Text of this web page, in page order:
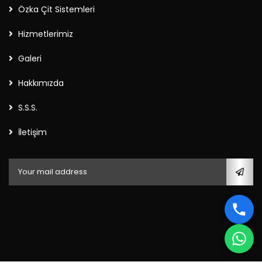
Özka Çit Sistemleri
Hizmetlerimiz
Galeri
Hakkımızda
S.S.S.
İletişim